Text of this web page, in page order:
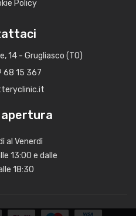
Policy
14 - Grugliasco (TO)
68 15 367
apertura
al Venerdì
13:00 e dalle
18:30